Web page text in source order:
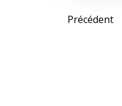
Post
Précédent